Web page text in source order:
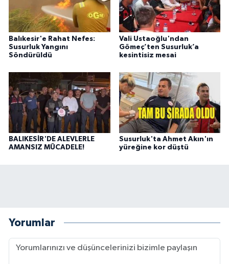
Balıkesir'e Rahat Nefes:
Susurluk Yangını
Söndürüldü
Vali Ustaoğlu'ndan
Gömeç’ten Susurluk’a
kesintisiz mesai
BALIKESİR'DE ALEVLERLE
AMANSIZ MÜCADELE!
Susurluk'ta Ahmet Akın'ın
yüreğine kor düştü
Yorumlar